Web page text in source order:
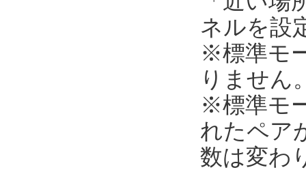
ネルを設
※標準モ
りません
※標準モ
れたペア
数は変わ